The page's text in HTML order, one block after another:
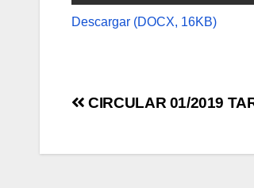
Descargar (DOCX, 16KB)
Navegación
CIRCULAR 01/2019